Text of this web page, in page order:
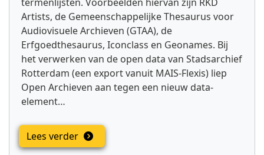
Artists, de Gemeenschappelijke Thesaurus voor
Audiovisuele Archieven (GTAA), de
Erfgoedthesaurus, Iconclass en Geonames. Bij
het verwerken van de open data van Stadsarchief
Rotterdam (een export vanuit MAIS-Flexis) liep
Open Archieven aan tegen een nieuw data-
element…
Lees verder